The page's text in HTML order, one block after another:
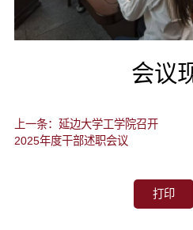
会议
上一条：延边大学工学院召开
2025年度干部述职会议
打印